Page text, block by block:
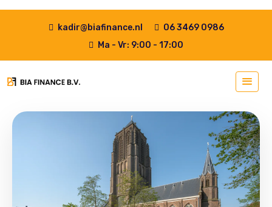
kadir@biafinance.nl
06 3469 0986
Ma - Vr: 9:00 - 17:00